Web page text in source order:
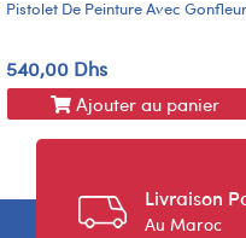
Pistolet De Peinture Avec Gonfleur
540,00 Dhs
Ajouter au panier
Livraison
Au Maroc